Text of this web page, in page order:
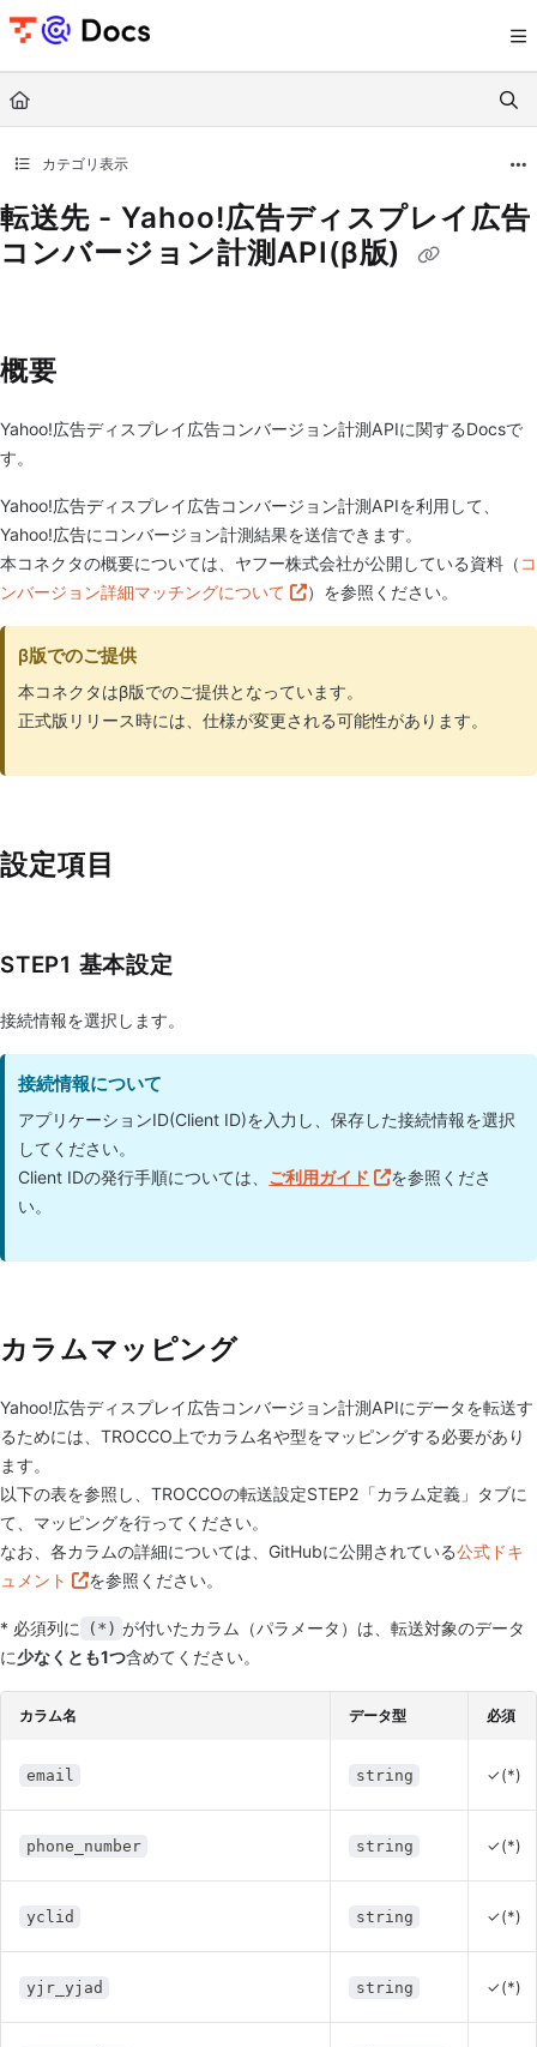
Documentation Index
Use this file to discover all available pages before exploring further.
カテゴリ表示
転送先 - Yahoo!広告ディスプレイ広告
コンバージョン計測API(β版)
概要
Yahoo!広告ディスプレイ広告コンバージョン計測APIに関するDocsで
す。
Yahoo!広告ディスプレイ広告コンバージョン計測APIを利用して、
Yahoo!広告にコンバージョン計測結果を送信できます。
本コネクタの概要については、ヤフー株式会社が公開している資料（ コ
ンバージョン詳細マッチングについて
）を参照ください。
β版でのご提供
本コネクタはβ版でのご提供となっています。
正式版リリース時には、仕様が変更される可能性があります。
設定項目
STEP1 基本設定
接続情報を選択します。
接続情報について
アプリケーションID(Client ID)を入力し、保存した接続情報を選択
してください。
Client IDの発行手順については、 ご利用ガイド
を参照くださ
い。
カラムマッピング
Yahoo!広告ディスプレイ広告コンバージョン計測APIにデータを転送す
るためには、TROCCO上でカラム名や型をマッピングする必要があり
ます。
以下の表を参照し、TROCCOの転送設定STEP2「カラム定義」タブに
て、マッピングを行ってください。
なお、各カラムの詳細については、GitHubに公開されている公式ドキ
ュメント
を参照ください。
* 必須列に (*) が付いたカラム（パラメータ）は、転送対象のデータ
に少なくとも1つ含めてください。
カラム名 データ型 必須
email string ✓(*)
phone_number string ✓(*)
yclid string ✓(*)
yjr_yjad string ✓(*)